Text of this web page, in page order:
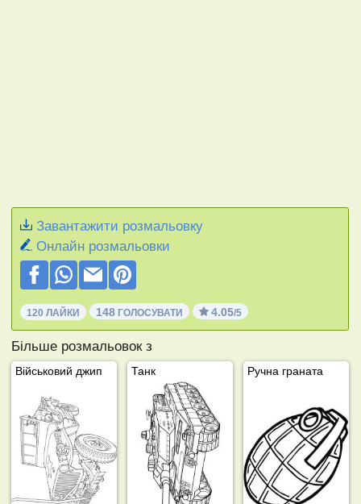
Завантажити розмальовку
Онлайн розмальовки
120 ЛАЙКИ 148 ГОЛОСУВАТИ 4.05/5
Більше розмальовок з
Військовий джип Танк Ручна граната